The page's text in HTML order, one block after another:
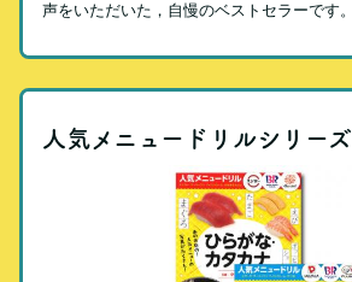
声をいただいた，自慢のベストセラーです。
人気メニュードリルシリーズ